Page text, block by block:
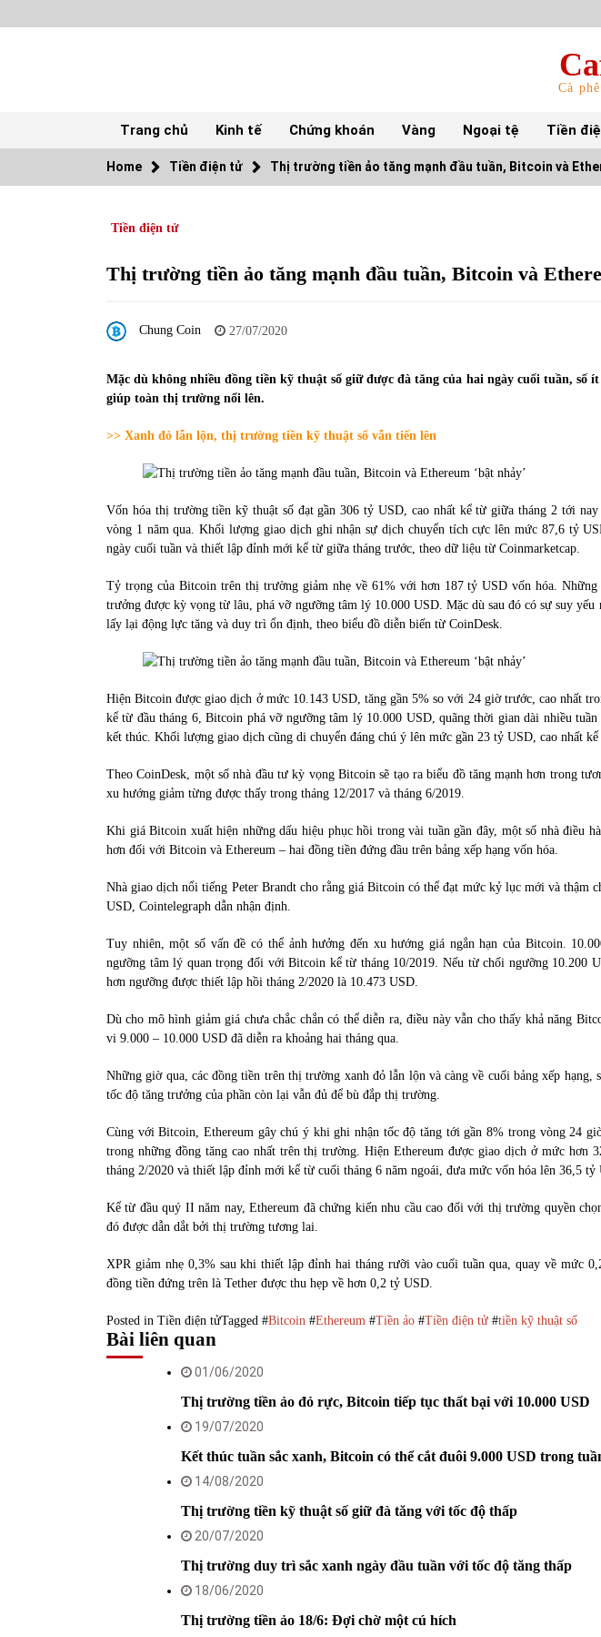
to
Cà
Trang chủ Kinh tế Chứng khoán Vàng Ngoại tệ Tiền
TOP
05/07/2022 15/
28,7 tỷ đồng
Tiền gửi vào ngân hàng tiếp tục tăng mạnh
Phân tích giá tiền điện tử sau ngày thị
09/11/2021 13/
Home Tiền điện tử Thị trường tiền ảo tăng mạnh đầu tuần, Bitcoin và
Tiền điện tử
Thị trường tiền ảo tăng mạnh đầu tuần, Bitcoin và
Chung Coin 27/07/2020
Mặc dù không nhiều đồng tiền kỹ thuật số giữ được đà tăng của hai ngày cuối tuần, số
giúp toàn thị trường nổi lên.
>> Xanh đỏ lẫn lộn, thị trường tiền kỹ thuật số vẫn tiến lên
Vốn hóa thị trường tiền kỹ thuật số đạt gần 306 tỷ USD, cao nhất kể từ giữa tháng 2 tới
vòng 1 năm qua. Khối lượng giao dịch ghi nhận sự dịch chuyển tích cực lên mức 87,6 tỷ
ngày cuối tuần và thiết lập đỉnh mới kể từ giữa tháng trước, theo dữ liệu từ Coinmarketcap.
Tỷ trọng của Bitcoin trên thị trường giảm nhẹ về 61% với hơn 187 tỷ USD vốn hóa.
trưởng được kỳ vọng từ lâu, phá vỡ ngưỡng tâm lý 10.000 USD. Mặc dù sau đó có sự suy
lấy lại động lực tăng và duy trì ổn định, theo biểu đồ diễn biến từ CoinDesk.
Hiện Bitcoin được giao dịch ở mức 10.143 USD, tăng gần 5% so với 24 giờ trước, cao nhất
kể từ đầu tháng 6, Bitcoin phá vỡ ngưỡng tâm lý 10.000 USD, quãng thời gian dài nhiều
kết thúc. Khối lượng giao dịch cũng di chuyển đáng chú ý lên mức gần 23 tỷ USD, cao nhất
Theo CoinDesk, một số nhà đầu tư kỳ vọng Bitcoin sẽ tạo ra biểu đồ tăng mạnh hơn trong
xu hướng giảm từng được thấy trong tháng 12/2017 và tháng 6/2019.
Khi giá Bitcoin xuất hiện những dấu hiệu phục hồi trong vài tuần gần đây, một số nhà điều
hơn đối với Bitcoin và Ethereum – hai đồng tiền đứng đầu trên bảng xếp hạng vốn hóa.
Nhà giao dịch nổi tiếng Peter Brandt cho rằng giá Bitcoin có thể đạt mức kỷ lục mới và thậm
USD, Cointelegraph dẫn nhận định.
Tuy nhiên, một số vấn đề có thể ảnh hưởng đến xu hướng giá ngắn hạn của Bitcoin.
ngưỡng tâm lý quan trọng đối với Bitcoin kể từ tháng 10/2019. Nếu từ chối ngưỡng 10.200
hơn ngưỡng được thiết lập hồi tháng 2/2020 là 10.473 USD.
Dù cho mô hình giảm giá chưa chắc chắn có thể diễn ra, điều này vẫn cho thấy khả năng
vi 9.000 – 10.000 USD đã diễn ra khoảng hai tháng qua.
Những giờ qua, các đồng tiền trên thị trường xanh đỏ lẫn lộn và càng về cuối bảng xếp hạng,
tốc độ tăng trưởng của phần còn lại vẫn đủ để bù đắp thị trường.
Cùng với Bitcoin, Ethereum gây chú ý khi ghi nhận tốc độ tăng tới gần 8% trong vòng 24
trong những đồng tăng cao nhất trên thị trường. Hiện Ethereum được giao dịch ở mức hơn
tháng 2/2020 và thiết lập đỉnh mới kể từ cuối tháng 6 năm ngoái, đưa mức vốn hóa lên 36,5 tỷ
Kể từ đầu quý II năm nay, Ethereum đã chứng kiến nhu cầu cao đối với thị trường quyền
đó được dẫn dắt bởi thị trường tương lai.
XPR giảm nhẹ 0,3% sau khi thiết lập đỉnh hai tháng rưỡi vào cuối tuần qua, quay về mức
đồng tiền đứng trên là Tether được thu hẹp về hơn 0,2 tỷ USD.
Posted in Tiền điện tửTagged #Bitcoin #Ethereum #Tiền ảo #Tiền điện tử #tiền kỹ thuật số
Bài liên quan
01/06/2020
Thị trường tiền ảo đỏ rực, Bitcoin tiếp tục thất bại với 10.000 USD
19/07/2020
Kết thúc tuần sắc xanh, Bitcoin có thể cắt đuôi 9.000 USD trong
14/08/2020
Thị trường tiền kỹ thuật số giữ đà tăng với tốc độ thấp
20/07/2020
Thị trường duy trì sắc xanh ngày đầu tuần với tốc độ tăng thấp
18/06/2020
Thị trường tiền ảo 18/6: Đợi chờ một cú hích